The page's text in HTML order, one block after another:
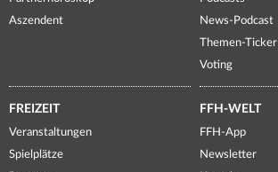
Aszendent
News-Podcast
Themen-Ticker
Voting
FREIZEIT
Veranstaltungen
Spielplätze
FFH-WELT
FFH-App
Newsletter